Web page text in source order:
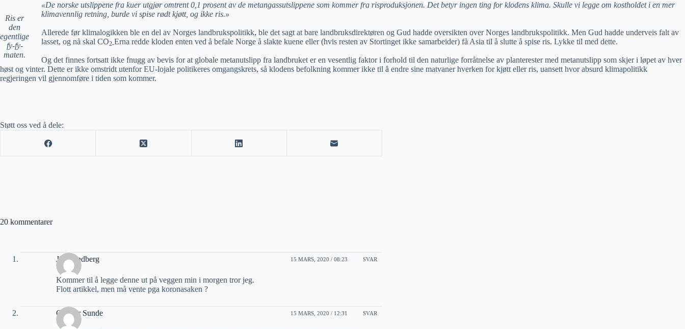
Ris er
den
egentlige
fy-fy-
maten.
«De norske utslippene fra kuer utgjør omtrent 0,1 prosent av de metangassutslippene som kommer fra risproduksjonen. Det betyr ingen ting for klodens klima. Skulle vi legge om kostholdet i en mer
klimavennlig retning, burde vi spise rødt kjøtt, og ikke ris.»
Allerede før klimalogikken ble en del av Norges landbrukspolitikk, ble det sagt at bare landbruksdirektøren og Gud hadde oversikten over Norges landbrukspolitikk. Men Gud hadde underveis falt av
lasset, og nå skal CO2-Erna redde kloden enten ved å befale Norge å slakte kuene eller (hvis resten av Stortinget ikke samarbeider) få Asia til å slutte å spise ris. Lykke til med dette.
Og det finnes fortsatt ikke fnugg av bevis for at globale metanutslipp fra landbruket er en vesentlig faktor i forhold til den naturlige forråtnelse av planterester med metanutslipp som skjer i løpet av hver
høst og vinter. Dette er ikke omstridt utenfor EU-lojale politikeres omgangskrets, så klodens befolkning kommer ikke til å endre sine matvaner hverken for kjøtt eller ris, uansett hvor absurd klimapolitikk
regjeringen vil gjennomføre i tiden som kommer.
Støtt oss ved å dele:
20 kommentarer
Jan Sandberg 15 MARS, 2020 / 08:23 SVAR
Kommer til å legge denne ut på veggen min i morgen tror jeg.
Flott artikkel, men må vente pga koronasaken ?
Gunnar Sunde 15 MARS, 2020 / 12:31 SVAR